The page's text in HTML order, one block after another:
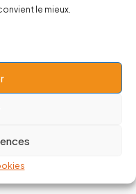
le mieux.